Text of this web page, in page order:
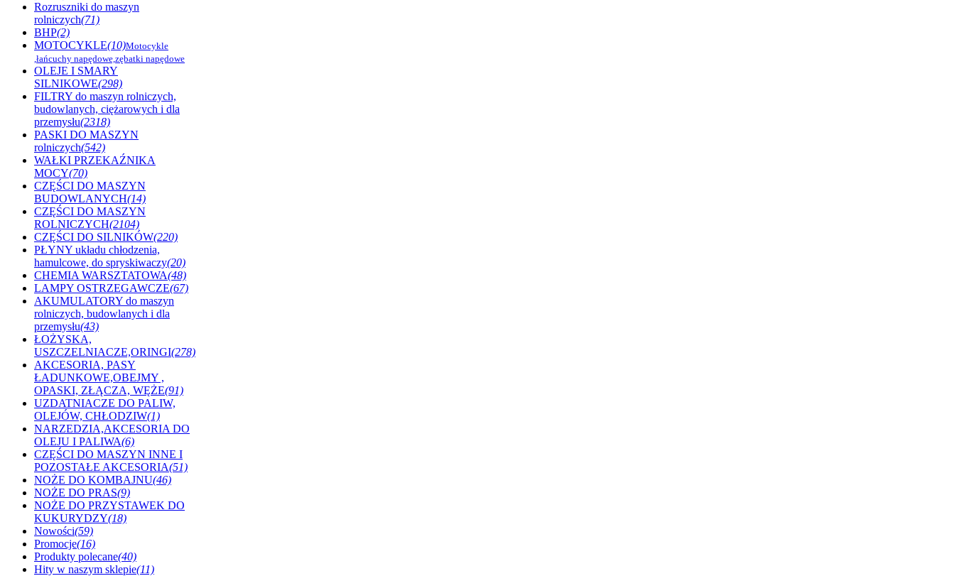
Rozruszniki do maszyn
rolniczych(71)
BHP(2)
MOTOCYKLE(10)Motocykle
,łańcuchy napędowe,zębatki napędowe
OLEJE I SMARY
SILNIKOWE(298)
FILTRY do maszyn rolniczych,
budowlanych, ciężarowych i dla
przemysłu(2318)
PASKI DO MASZYN
rolniczych(542)
WAŁKI PRZEKAŹNIKA
MOCY(70)
CZĘŚCI DO MASZYN
BUDOWLANYCH(14)
CZĘŚCI DO MASZYN
ROLNICZYCH(2104)
CZĘŚCI DO SILNIKÓW(220)
PŁYNY układu chłodzenia,
hamulcowe, do spryskiwaczy(20)
CHEMIA WARSZTATOWA(48)
LAMPY OSTRZEGAWCZE(67)
AKUMULATORY do maszyn
rolniczych, budowlanych i dla
przemysłu(43)
ŁOŻYSKA,
USZCZELNIACZE,ORINGI(278)
AKCESORIA, PASY
ŁADUNKOWE,OBEJMY ,
OPASKI, ZŁĄCZA, WĘŻE(91)
UZDATNIACZE DO PALIW,
OLEJÓW, CHŁODZIW(1)
NARZEDZIA,AKCESORIA DO
OLEJU I PALIWA(6)
CZĘŚCI DO MASZYN INNE I
POZOSTAŁE AKCESORIA(51)
NOŻE DO KOMBAJNU(46)
NOŻE DO PRAS(9)
NOŻE DO PRZYSTAWEK DO
KUKURYDZY(18)
Nowości(59)
Promocje(16)
Produkty polecane(40)
Hity w naszym sklepie(11)